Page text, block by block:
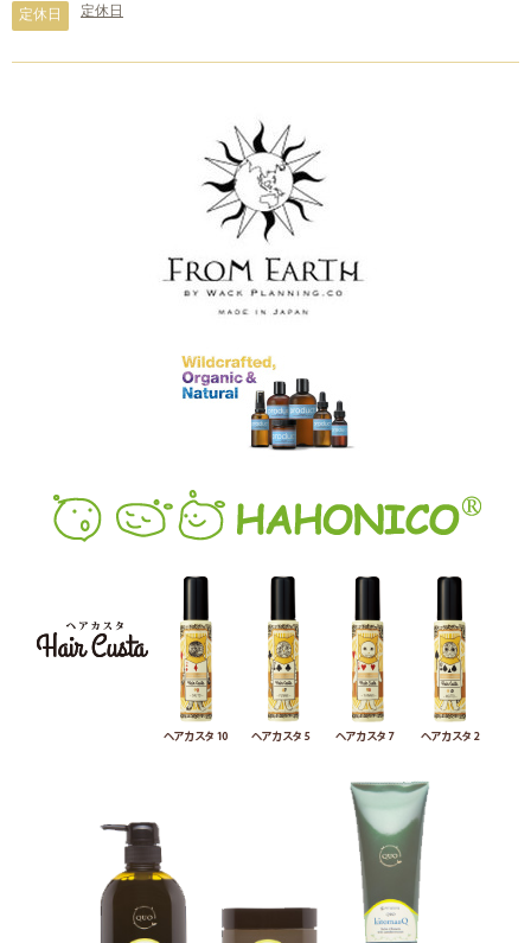
定休日 定休日